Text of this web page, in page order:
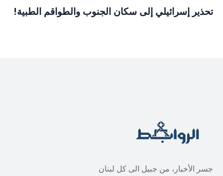
تحذير إسرائيلي إلى سكان الجنوب والطواقم الطبية!
جسر الأخبار، من جبيل الى كل لبنان